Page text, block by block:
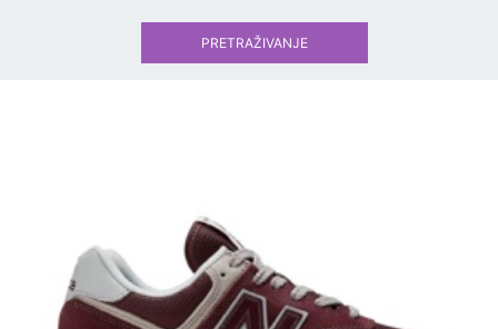
PRETRAŽIVANJE